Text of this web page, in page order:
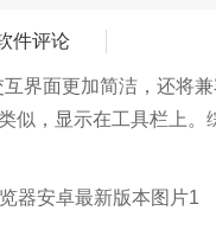
件评论
界面更加简洁，还将
似，显示在工具栏上